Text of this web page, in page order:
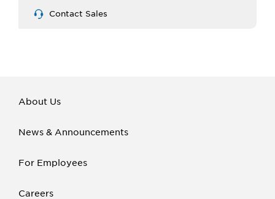
Contact Sales
About Us
News & Announcements
For Employees
Careers